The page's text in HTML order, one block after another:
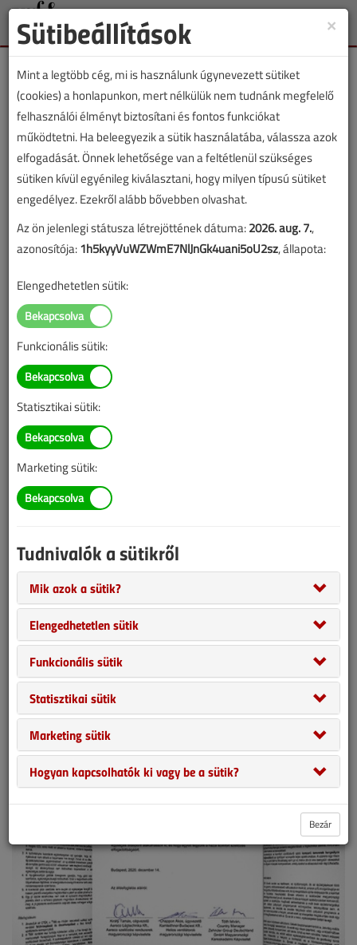
Toggle
Chappon Ákos
SZERZŐK LISTÁJA
8584 ||
Chappon Ákos cikkei
2021. március 8. |
8534
2
5 (2)
Az új előírásnak megfelelően ablaknyitással már nem lehet
megoldani az új építésű lakó- és nem lakóépületek szellőztetését,
csak szabályozott működésű hővisszanyerős szellőztetőrendszer
vagy központi elszívásos szellőzés kiépítésével.
2021. márciusi lapszám
×
Sütibeállítások
Mint a legtöbb cég, mi is használunk úgynevezett sütiket
(cookies) a honlapunkon, mert nélkülük nem tudnánk megfelelő
felhasználói élményt biztosítani és fontos funkciókat
működtetni. Ha beleegyezik a sütik használatába, válassza azok
elfogadását. Önnek lehetősége van a feltétlenül szükséges
sütiken kívül egyénileg kiválasztani, hogy milyen típusú sütiket
engedélyez. Ezekről alább bővebben olvashat.
Az ön jelenlegi státusza létrejöttének dátuma:2026. aug. 7.,
azonosítója:1h5kyyVuWZWmE7NlJnGk4uani5oU2sz, állapota:
Elengedhetetlen sütik:
Funkcionális sütik:
Statisztikai sütik:
Marketing sütik:
Tudnivalók a sütikről
Mik azok a sütik?
Elengedhetetlen sütik
Funkcionális sütik
Statisztikai sütik
Marketing sütik
Hogyan kapcsolhatók ki vagy be a sütik?
Bezár